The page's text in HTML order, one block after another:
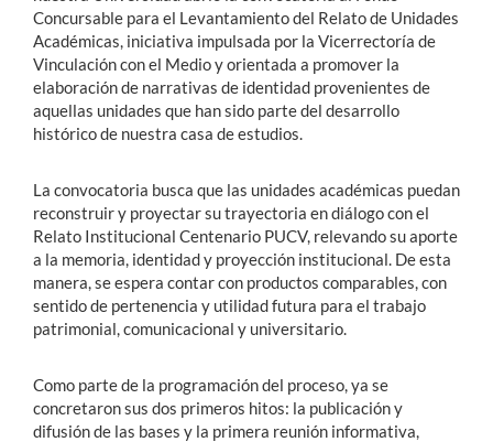
Concursable para el Levantamiento del Relato de Unidades
Académicas, iniciativa impulsada por la Vicerrectoría de
Vinculación con el Medio y orientada a promover la
elaboración de narrativas de identidad provenientes de
aquellas unidades que han sido parte del desarrollo
histórico de nuestra casa de estudios.
La convocatoria busca que las unidades académicas puedan
reconstruir y proyectar su trayectoria en diálogo con el
Relato Institucional Centenario PUCV, relevando su aporte
a la memoria, identidad y proyección institucional. De esta
manera, se espera contar con productos comparables, con
sentido de pertenencia y utilidad futura para el trabajo
patrimonial, comunicacional y universitario.
Como parte de la programación del proceso, ya se
concretaron sus dos primeros hitos: la publicación y
difusión de las bases y la primera reunión informativa,